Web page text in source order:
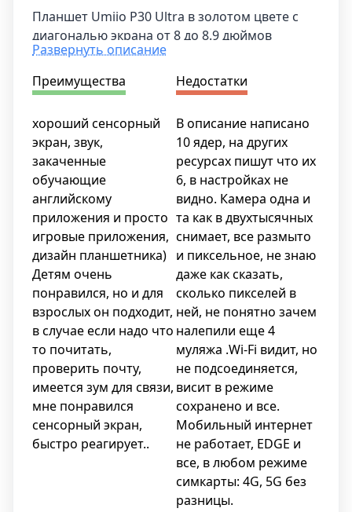
Планшет Umiio P30 Ultra в золотом цвете с
диагональю экрана от 8 до 8.9 дюймов
привлечет внимание своим стильным
дизайном и высоким качеством. Он обладает
HD-разрешением экрана, что позволяет
четкостью. Частота обновления экрана
составляет 60 Гц, что гарантирует плавное и
беззаботное пользование устройством.
Одна из особенностей этого планшета - его
детская функция. Он оборудован
специальными настройками, которые делают
его безопасным и подходящим для
использования детьми. Родители могут
контролировать содержимое, устанавливать
ограничения и ограничивать время
использования, чтобы обеспечить
безопасность и здоровье ребенка.
Умный планшет Umiio P30 Ultra также имеет
встроенную память объемом 64 Гб, что
позволяет хранить большое количество
фотографий, видео, музыки и других файлов.
Вы можете легко организовать и получить
доступ к своим данным, не беспокоясь о
Развернуть описание
Преимущества
хороший сенсорный
экран, звук,
закаченные
обучающие
английскому
приложения и просто
игровые приложения,
дизайн планшетника)
Детям очень
понравился, но и для
взрослых он подходит,
в случае если надо что
то почитать,
проверить почту,
имеется зум для связи,
мне понравился
сенсорный экран,
быстро реагирует..
Недостатки
В описание написано
10 ядер, на других
ресурсах пишут что их
6, в настройках не
видно. Камера одна и
та как в двухтысячных
снимает, все размыто
и пиксельное, не знаю
даже как сказать,
сколько пикселей в
ней, не понятно зачем
налепили еще 4
муляжа .Wi-Fi видит, но
не подсоединяется,
висит в режиме
сохранено и все.
Мобильный интернет
не работает, EDGE и
все, в любом режиме
симкарты: 4G, 5G без
разницы.